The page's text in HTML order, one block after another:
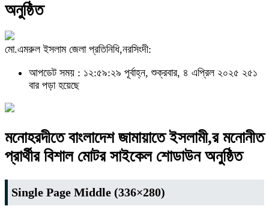
অনুষ্ঠিত
মো.এমরুল ইসলাম জেলা প্রতিনিধি,নরসিংদী:
আপডেট সময় : ১২:৫৯:২৯ পূর্বাহ্ন, শুক্রবার, ৪ এপ্রিল ২০২৫ ২৫১
বার পড়া হয়েছে
মনোহরদীতে বাংলাদেশ জামায়াতে ইসলামী,র মনোনীত
প্রার্থীর বিশাল মোটর সাইকেল শোডাউন অনুষ্ঠিত
Single Page Middle (336×280)